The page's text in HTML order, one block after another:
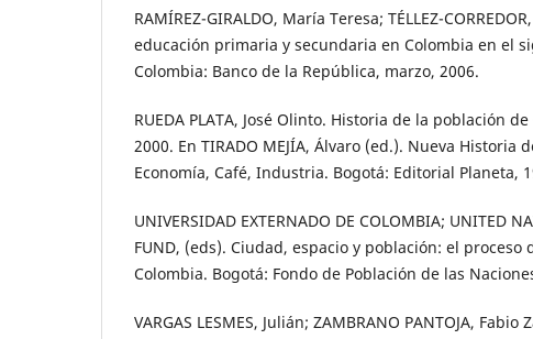
RAMÍREZ-GIRALDO, María Teresa; TÉLLEZ-
educación primaria y secundaria en Colombia en el
Colombia: Banco de la República, marzo, 2006.
RUEDA PLATA, José Olinto. Historia de la población
2000. En TIRADO MEJÍA, Álvaro (ed.). Nueva Historia
Economía, Café, Industria. Bogotá: Editorial Planeta,
UNIVERSIDAD EXTERNADO DE COLOMBIA; UNITED
FUND, (eds). Ciudad, espacio y población: el proceso
Colombia. Bogotá: Fondo de Población de las
VARGAS LESMES, Julián; ZAMBRANO PANTOJA,